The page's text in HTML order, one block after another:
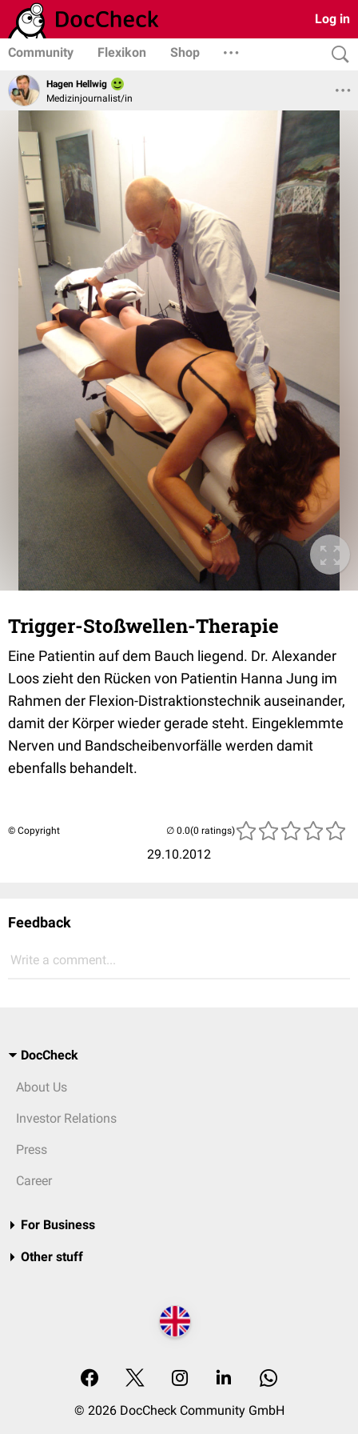
Log in
Community Flexikon Shop
Hagen Hellwig
Medizinjournalist/in
Trigger-Stoßwellen-Therapie
Eine Patientin auf dem Bauch liegend. Dr. Alexander
Loos zieht den Rücken von Patientin Hanna Jung im
Rahmen der Flexion-Distraktionstechnik auseinander,
damit der Körper wieder gerade steht. Eingeklemmte
Nerven und Bandscheibenvorfälle werden damit
ebenfalls behandelt.
© Copyright
29.10.2012
(0 ratings)
Feedback
Write a comment...
DocCheck
About Us
Investor Relations
Press
Career
For Business
Other stuff
© 2026 DocCheck Community GmbH